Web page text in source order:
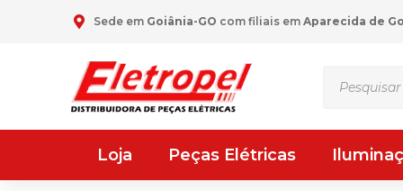
Sede em Goiânia-GO com filiais em Aparecida de
Loja Peças Elétricas